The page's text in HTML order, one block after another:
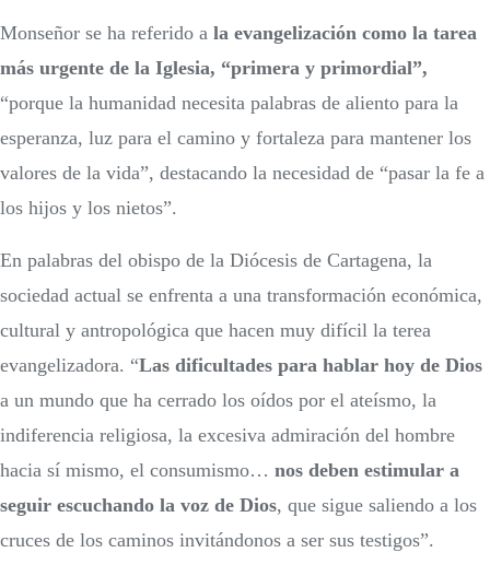
Monseñor se ha referido a la evangelización como la tarea
más urgente de la Iglesia, “primera y primordial”,
“porque la humanidad necesita palabras de aliento para la
esperanza, luz para el camino y fortaleza para mantener los
valores de la vida”, destacando la necesidad de “pasar la fe a
los hijos y los nietos”.
En palabras del obispo de la Diócesis de Cartagena, la
sociedad actual se enfrenta a una transformación económica,
cultural y antropológica que hacen muy difícil la terea
evangelizadora. “Las dificultades para hablar hoy de Dios
a un mundo que ha cerrado los oídos por el ateísmo, la
indiferencia religiosa, la excesiva admiración del hombre
hacia sí mismo, el consumismo… nos deben estimular a
seguir escuchando la voz de Dios, que sigue saliendo a los
cruces de los caminos invitándonos a ser sus testigos”.